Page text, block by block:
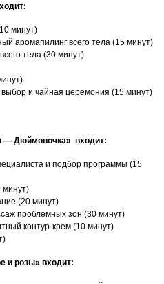
минут)
аромапилинг всего тела (15 минут)
тела (30 минут)
и чайная церемония (15 минут)
— Дюймовочка» входит:
и подбор программы (15
минут)
(20 минут)
проблемных зон (30 минут)
контур-крем (10 минут)
и розы» входит: